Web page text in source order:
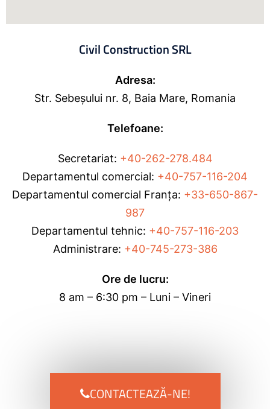
Civil Construction SRL
Adresa:
Str. Sebeșului nr. 8, Baia Mare, Romania
Telefoane:
Secretariat: +40-262-278.484
Departamentul comercial: +40-757-116-204
Departamentul comercial Franța: +33-650-867-
987
Departamentul tehnic: +40-757-116-203
Administrare: +40-745-273-386
Ore de lucru:
8 am – 6:30 pm – Luni – Vineri
CONTACTEAZĂ-NE!